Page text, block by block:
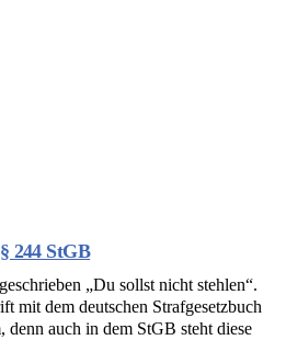
244 StGB
„Du sollst nicht stehlen“.
mit dem deutschen Strafgesetzbuch
denn auch in dem StGB steht diese